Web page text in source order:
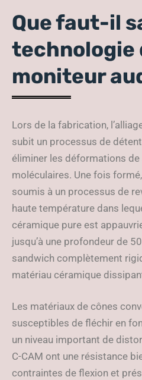
Que faut-il
technologie
moniteur
Lors de la fabrication,
subit un processus de
éliminer les déformations
moléculaires. Une fois
soumis à un processus de
haute température dans
céramique pure est
jusqu’à une profondeur de
sandwich complètement
matériau céramique
Les matériaux de cônes
susceptibles de fléchir en
un niveau important de
C-CAM ont une résistance
contraintes de flexion et